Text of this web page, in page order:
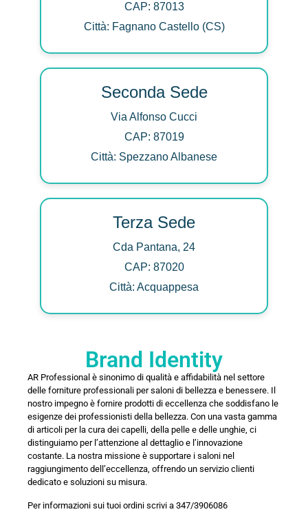
CAP: 87013
Città: Fagnano Castello (CS)
Seconda Sede
Via Alfonso Cucci
CAP: 87019
Città: Spezzano Albanese
Terza Sede
Cda Pantana, 24
CAP: 87020
Città: Acquappesa
Brand Identity
AR Professional è sinonimo di qualità e affidabilità nel settore
delle forniture professionali per saloni di bellezza e benessere. Il
nostro impegno è fornire prodotti di eccellenza che soddisfano le
esigenze dei professionisti della bellezza. Con una vasta gamma
di articoli per la cura dei capelli, della pelle e delle unghie, ci
distinguiamo per l’attenzione al dettaglio e l’innovazione
costante. La nostra missione è supportare i saloni nel
raggiungimento dell’eccellenza, offrendo un servizio clienti
dedicato e soluzioni su misura.
Per informazioni sui tuoi ordini scrivi a 347/3906086